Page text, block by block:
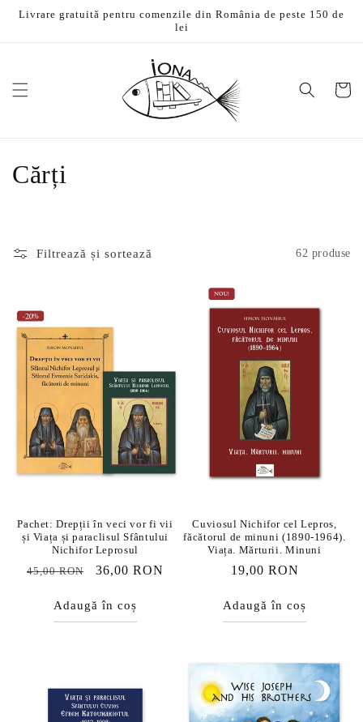
Salt la
Livrare gratuită pentru comenzile din România de peste 150 de
lei
Coș
C
c
ț
Cărți
Filtrează și sortează 62 produse
Pachet: Drepții în veci vor fi vii
și Viața și paraclisul Sfântului
Nichifor Leprosul
Preț
45,00 RON
Preț
36,00 RON
Adaugă în coș
Cuviosul Nichifor cel Lepros,
făcătorul de minuni (1890-1964).
Viața. Mărturii. Minuni
Preț
19,00 RON
Adaugă în coș